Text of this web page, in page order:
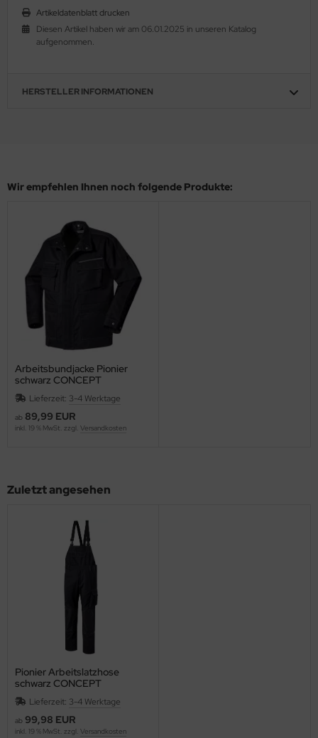
Artikeldatenblatt drucken
Diesen Artikel haben wir am 06.01.2025 in unseren Katalog
aufgenommen.
HERSTELLER INFORMATIONEN
Wir empfehlen Ihnen noch folgende Produkte:
Arbeitsbundjacke Pionier
schwarz CONCEPT
Lieferzeit: 3-4 Werktage
ab 89,99 EUR
inkl. 19 % MwSt. zzgl. Versandkosten
Zuletzt angesehen
Pionier Arbeitslatzhose
schwarz CONCEPT
Lieferzeit: 3-4 Werktage
ab 99,98 EUR
inkl. 19 % MwSt. zzgl. Versandkosten